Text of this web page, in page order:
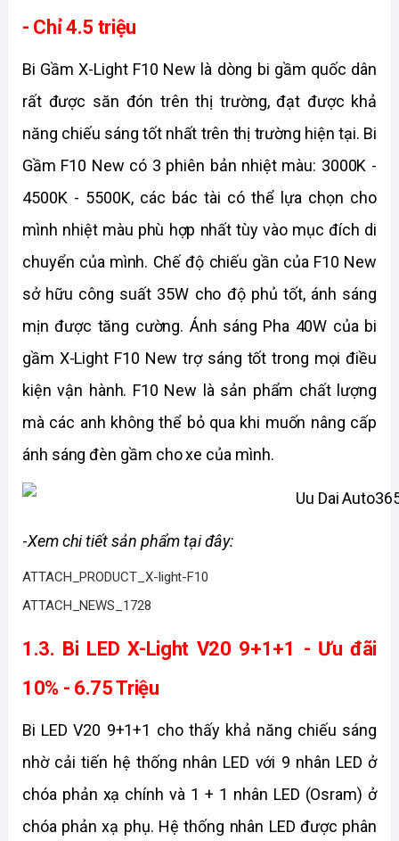
- Chỉ 4.5 triệu
Bi Gầm X-Light F10 New là dòng bi gầm quốc dân
rất được săn đón trên thị trường, đạt được khả
năng chiếu sáng tốt nhất trên thị trường hiện tại. Bi
Gầm F10 New có 3 phiên bản nhiệt màu: 3000K -
4500K - 5500K, các bác tài có thể lựa chọn cho
mình nhiệt màu phù hợp nhất tùy vào mục đích di
chuyển của mình. Chế độ chiếu gần của F10 New
sở hữu công suất 35W cho độ phủ tốt, ánh sáng
mịn được tăng cường. Ánh sáng Pha 40W của bi
gầm X-Light F10 New trợ sáng tốt trong mọi điều
kiện vận hành. F10 New là sản phẩm chất lượng
mà các anh không thể bỏ qua khi muốn nâng cấp
ánh sáng đèn gầm cho xe của mình.
-Xem chi tiết sản phẩm tại đây:
ATTACH_PRODUCT_X-light-F10
ATTACH_NEWS_1728
1.3. Bi LED X-Light V20 9+1+1 - Ưu đãi
10% - 6.75 Triệu
Bi LED V20 9+1+1 cho thấy khả năng chiếu sáng
nhờ cải tiến hệ thống nhân LED với 9 nhân LED ở
chóa phản xạ chính và 1 + 1 nhân LED (Osram) ở
chóa phản xạ phụ. Hệ thống nhân LED được phân